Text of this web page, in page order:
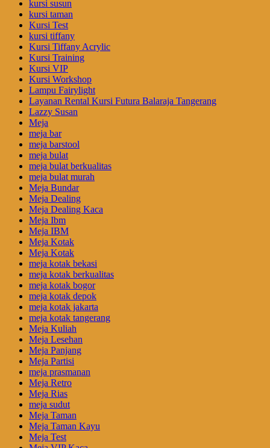
kursi susun
kursi taman
Kursi Test
kursi tiffany
Kursi Tiffany Acrylic
Kursi Training
Kursi VIP
Kursi Workshop
Lampu Fairylight
Layanan Rental Kursi Futura Balaraja Tangerang
Lazzy Susan
Meja
meja bar
meja barstool
meja bulat
meja bulat berkualitas
meja bulat murah
Meja Bundar
Meja Dealing
Meja Dealing Kaca
Meja Ibm
Meja IBM
Meja Kotak
Meja Kotak
meja kotak bekasi
meja kotak berkualitas
meja kotak bogor
meja kotak depok
meja kotak jakarta
meja kotak tangerang
Meja Kuliah
Meja Lesehan
Meja Panjang
Meja Partisi
meja prasmanan
Meja Retro
Meja Rias
meja sudut
Meja Taman
Meja Taman Kayu
Meja Test